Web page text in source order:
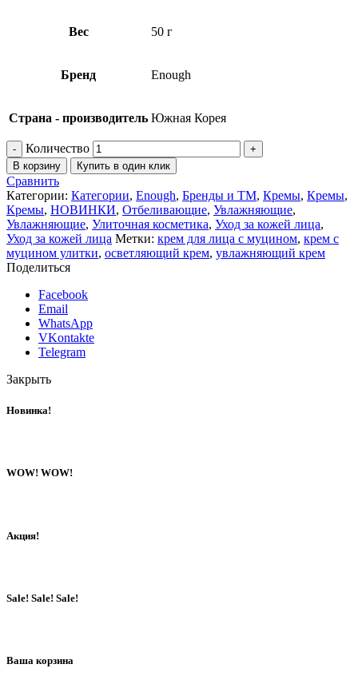
Вес 50 г
Бренд Enough
Страна - производитель Южная Корея
Количество
В корзину Купить в один клик
Сравнить
Категории: Категории, Enough, Бренды и ТМ, Кремы, Кремы,
Кремы, НОВИНКИ, Отбеливающие, Увлажняющие,
Увлажняющие, Улиточная косметика, Уход за кожей лица,
Уход за кожей лица Метки: крем для лица с муцином, крем с
муцином улитки, осветляющий крем, увлажняющий крем
Поделиться
Facebook
Email
WhatsApp
VKontakte
Telegram
Закрыть
Новинка!
WOW! WOW!
Акция!
Sale! Sale! Sale!
Ваша корзина